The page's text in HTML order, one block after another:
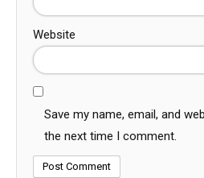
Website
Save my name, email, and
the next time I comment.